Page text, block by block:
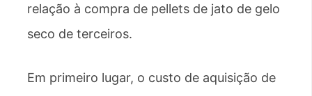
relação à compra de pellets de jato de gelo
seco de terceiros.
Em primeiro lugar, o custo de aquisição de